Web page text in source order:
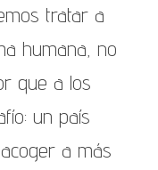
tratar a
humana, no
que a los
un país
a más